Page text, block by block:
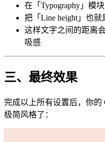
在「Typography」模
把「Line height」也就
这样文字之间的距离
吸感
三、最终效果
完成以上所有设置后，你的
极简风格了：